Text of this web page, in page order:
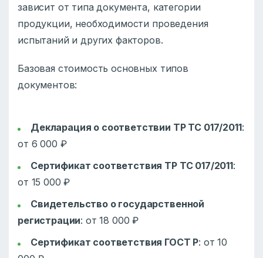
зависит от типа документа, категории
продукции, необходимости проведения
испытаний и других факторов.
Базовая стоимость основных типов
документов:
Декларация о соответствии ТР ТС 017/2011:
от 6 000 ₽
Сертификат соответствия ТР ТС 017/2011:
от 15 000 ₽
Свидетельство о государственной
регистрации: от 18 000 ₽
Сертификат соответствия ГОСТ Р: от 10